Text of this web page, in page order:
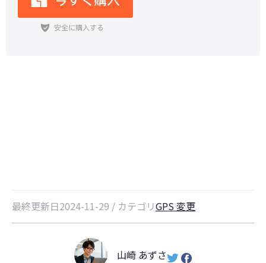
最終更新日2024-11-29 / カテゴリGPS 変更
山崎 あずさ